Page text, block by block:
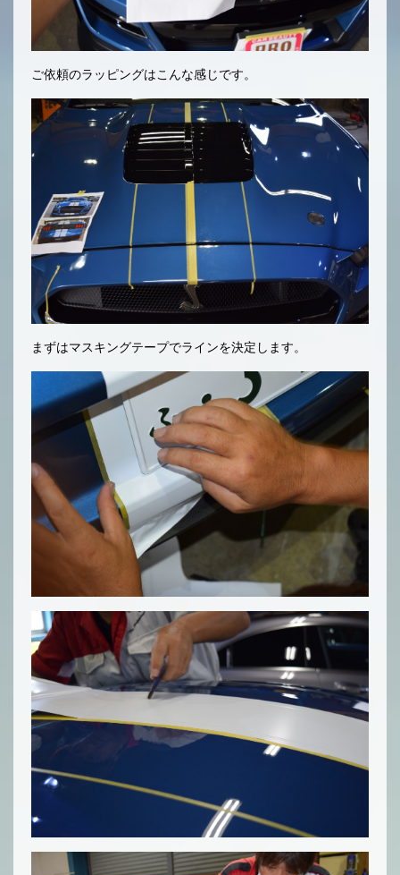
ご依頼のラッピングはこんな感じです。
まずはマスキングテープでラインを決定します。